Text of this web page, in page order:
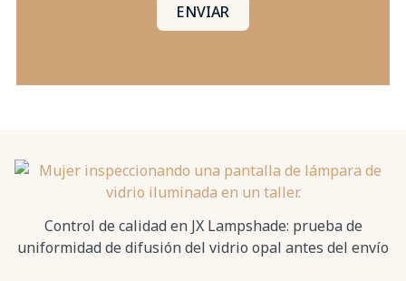
ENVIAR
Control de calidad en JX Lampshade: prueba de
uniformidad de difusión del vidrio opal antes del envío